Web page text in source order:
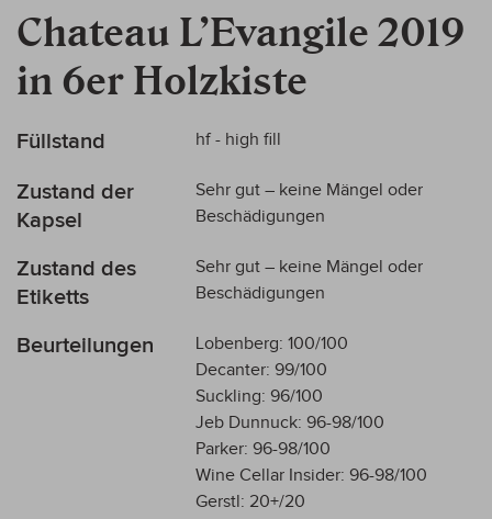
Chateau L’Evangile 2019
in 6er Holzkiste
Mehr
Füllstand hf - high fill
Zustand der
Kapsel
Sehr gut – keine Mängel oder
Beschädigungen
Zustand des
Etiketts
Sehr gut – keine Mängel oder
Beschädigungen
Beurteilungen
Lobenberg: 100/100
Decanter: 99/100
Suckling: 96/100
Jeb Dunnuck: 96-98/100
Parker: 96-98/100
Wine Cellar Insider: 96-98/100
Gerstl: 20+/20
der
Bildergalerie
springen